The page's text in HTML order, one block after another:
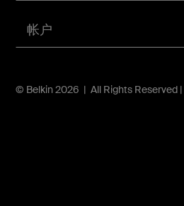
帐户
© Belkin 2026 | All Rights Reserved |